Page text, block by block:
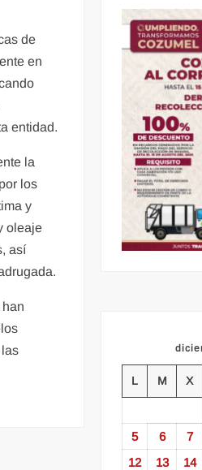
de
en
entidad.
la
los
y
oleaje
así
L M X
5
6 7
12
13 14